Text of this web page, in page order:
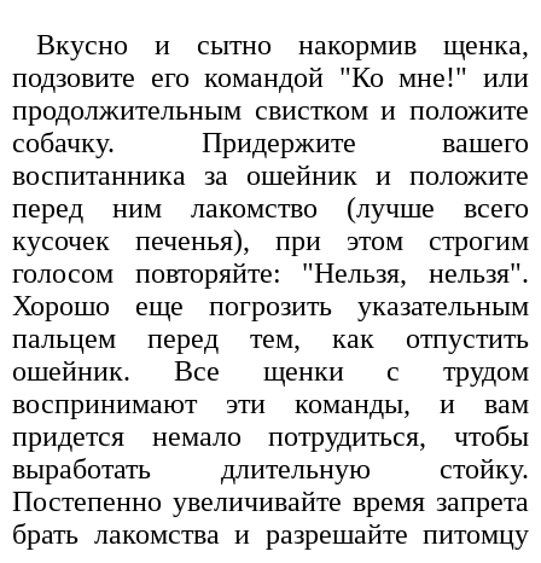
Вкусно и сытно накормив щенка,
подзовите его командой "Ко мне!" или
продолжительным свистком и положите
собачку. Придержите вашего
воспитанника за ошейник и положите
перед ним лакомство (лучше всего
кусочек печенья), при этом строгим
голосом повторяйте: "Нельзя, нельзя".
Хорошо еще погрозить указательным
пальцем перед тем, как отпустить
ошейник. Все щенки с трудом
воспринимают эти команды, и вам
придется немало потрудиться, чтобы
выработать длительную стойку.
Постепенно увеличивайте время запрета
брать лакомства и разрешайте питомцу